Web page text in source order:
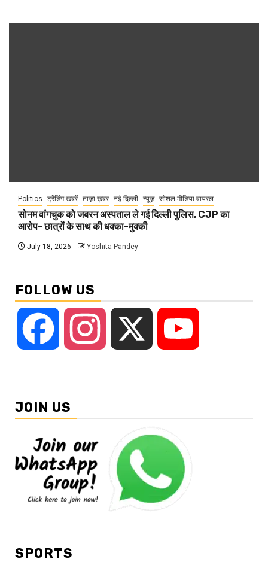
Politics ट्रेंडिंग खबरें ताज़ा ख़बर नई दिल्ली न्यूज़ सोशल मीडिया वायरल
सोनम वांगचुक को जबरन अस्पताल ले गई दिल्ली पुलिस, CJP का
आरोप- छात्रों के साथ की धक्का-मुक्की
July 18, 2026 Yoshita Pandey
FOLLOW US
Facebook Instagram
JOIN US
SPORTS